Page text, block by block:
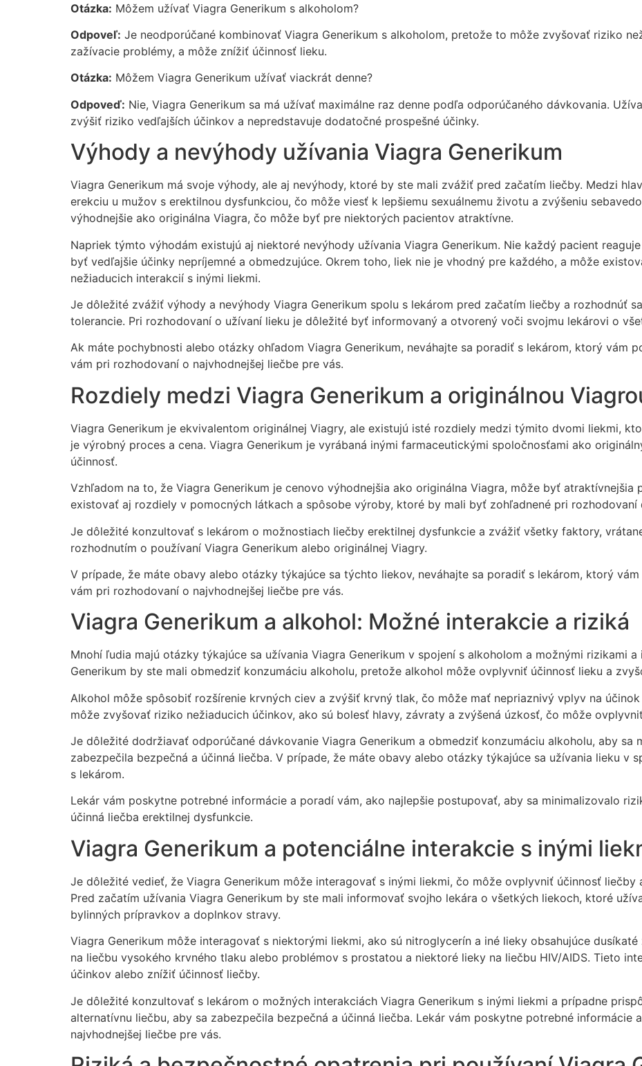
Otázka: Môžem užívať Viagra Generikum s alkoholom?
Odpoveľ: Je neodporúčané kombinovať Viagra Generikum s alkoholom, pretože to môže zvyšovať riziko
zažívacie problémy, a môže znížiť účinnosť lieku.
Otázka: Môžem Viagra Generikum užívať viackrát denne?
Odpoveď: Nie, Viagra Generikum sa má užívať maximálne raz denne podľa odporúčaného dávkovania.
zvýšiť riziko vedľajších účinkov a nepredstavuje dodatočné prospešné účinky.
Výhody a nevýhody užívania Viagra Generikum
Viagra Generikum má svoje výhody, ale aj nevýhody, ktoré by ste mali zvážiť pred začatím liečby. Medzi
erekciu u mužov s erektilnou dysfunkciou, čo môže viesť k lepšiemu sexuálnemu životu a zvýšeniu
výhodnejšie ako originálna Viagra, čo môže byť pre niektorých pacientov atraktívne.
Napriek týmto výhodám existujú aj niektoré nevýhody užívania Viagra Generikum. Nie každý pacient
byť vedľajšie účinky nepríjemné a obmedzujúce. Okrem toho, liek nie je vhodný pre každého, a môže
nežiaducich interakcií s inými liekmi.
Je dôležité zvážiť výhody a nevýhody Viagra Generikum spolu s lekárom pred začatím liečby a rozhodnúť
tolerancie. Pri rozhodovaní o užívaní lieku je dôležité byť informovaný a otvorený voči svojmu lekárovi o
Ak máte pochybnosti alebo otázky ohľadom Viagra Generikum, neváhajte sa poradiť s lekárom, ktorý vám
vám pri rozhodovaní o najvhodnejšej liečbe pre vás.
Rozdiely medzi Viagra Generikum a originálnou
Viagra Generikum je ekvivalentom originálnej Viagry, ale existujú isté rozdiely medzi týmito dvomi liekmi,
je výrobný proces a cena. Viagra Generikum je vyrábaná inými farmaceutickými spoločnosťami ako
účinnosť.
Vzhľadom na to, že Viagra Generikum je cenovo výhodnejšia ako originálna Viagra, môže byť atraktívnejšia
existovať aj rozdiely v pomocných látkach a spôsobe výroby, ktoré by mali byť zohľadnené pri rozhodovaní
Je dôležité konzultovať s lekárom o možnostiach liečby erektilnej dysfunkcie a zvážiť všetky faktory,
rozhodnutím o používaní Viagra Generikum alebo originálnej Viagry.
V prípade, že máte obavy alebo otázky týkajúce sa týchto liekov, neváhajte sa poradiť s lekárom, ktorý
vám pri rozhodovaní o najvhodnejšej liečbe pre vás.
Viagra Generikum a alkohol: Možné interakcie a riziká
Mnohí ľudia majú otázky týkajúce sa užívania Viagra Generikum v spojení s alkoholom a možnými rizikami
Generikum by ste mali obmedziť konzumáciu alkoholu, pretože alkohol môže ovplyvniť účinnosť lieku a
Alkohol môže spôsobiť rozšírenie krvných ciev a zvýšiť krvný tlak, čo môže mať nepriaznivý vplyv na
môže zvyšovať riziko nežiaducich účinkov, ako sú bolesť hlavy, závraty a zvýšená úzkosť, čo môže
Je dôležité dodržiavať odporúčané dávkovanie Viagra Generikum a obmedziť konzumáciu alkoholu, aby sa
zabezpečila bezpečná a účinná liečba. V prípade, že máte obavy alebo otázky týkajúce sa užívania lieku v
s lekárom.
Lekár vám poskytne potrebné informácie a poradí vám, ako najlepšie postupovať, aby sa minimalizovalo
účinná liečba erektilnej dysfunkcie.
Viagra Generikum a potenciálne interakcie s inými
Je dôležité vedieť, že Viagra Generikum môže interagovať s inými liekmi, čo môže ovplyvniť účinnosť
Pred začatím užívania Viagra Generikum by ste mali informovať svojho lekára o všetkých liekoch, ktoré
bylinných prípravkov a doplnkov stravy.
Viagra Generikum môže interagovať s niektorými liekmi, ako sú nitroglycerín a iné lieky obsahujúce
na liečbu vysokého krvného tlaku alebo problémov s prostatou a niektoré lieky na liečbu HIV/AIDS. Tieto
účinkov alebo znížiť účinnosť liečby.
Je dôležité konzultovať s lekárom o možných interakciách Viagra Generikum s inými liekmi a prípadne
alternatívnu liečbu, aby sa zabezpečila bezpečná a účinná liečba. Lekár vám poskytne potrebné informácie
najvhodnejšej liečbe pre vás.